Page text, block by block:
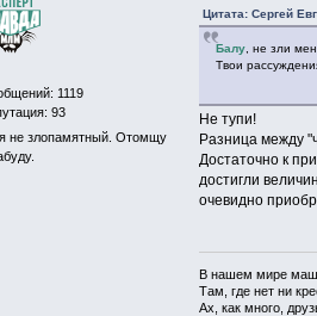
1119
93
не злопамятный. Отомщу
Цитата: Сергей
Балу, не зли
Твои
Не тупи!
Разница между
Достаточно к
достигли
очевидно
В нашем мире
Там, где нет ни
Ах, как много,